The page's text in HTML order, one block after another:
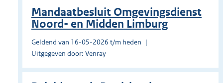
Mandaatbesluit Omgevingsdienst
Noord- en Midden Limburg
Geldend van 16-05-2026 t/m heden
Uitgegeven door: Venray